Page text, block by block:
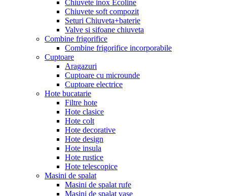
Chiuvete inox Ecoline
Chiuvete soft compozit
Seturi Chiuveta+baterie
Valve si sifoane chiuveta
Combine frigorifice
Combine frigorifice incorporabile
Cuptoare
Aragazuri
Cuptoare cu microunde
Cuptoare electrice
Hote bucatarie
Filtre hote
Hote clasice
Hote colt
Hote decorative
Hote design
Hote insula
Hote rustice
Hote telescopice
Masini de spalat
Masini de spalat rufe
Masini de spalat vase